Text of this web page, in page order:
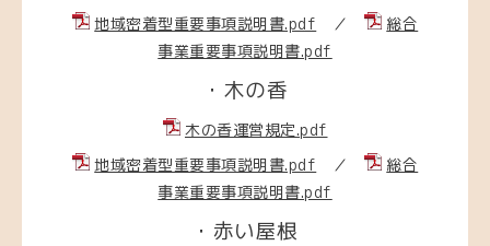
地域密着型重要事項説明書.pdf ／
総合
事業重要事項説明書.pdf
・木の香
木の香運営規定.pdf
地域密着型重要事項説明書.pdf ／
総合
事業重要事項説明書.pdf
・赤い屋根